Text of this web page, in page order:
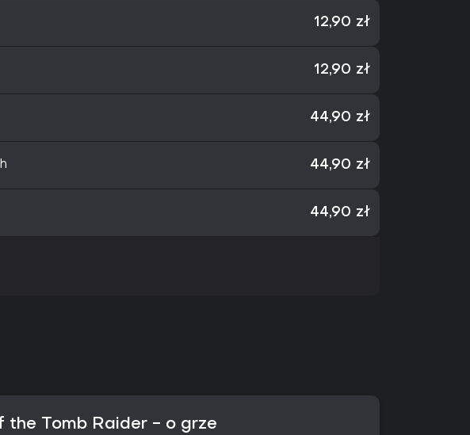
12,90 zł
12,90 zł
44,90 zł
44,90 zł
44,90 zł
the Tomb Raider - o grze